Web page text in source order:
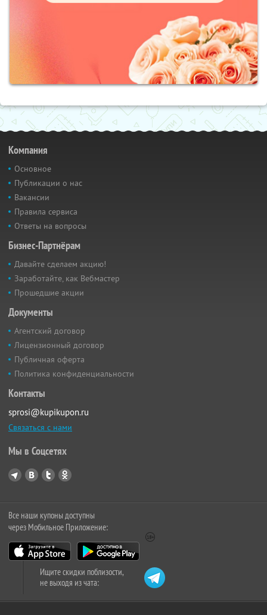
Компания
Основное
Публикации о нас
Вакансии
Правила сервиса
Ответы на вопросы
Бизнес-Партнёрам
Давайте сделаем акцию!
Заработайте, как Вебмастер
Прошедшие акции
Документы
Агентский договор
Лицензионный договор
Публичная оферта
Политика конфиденциальности
Контакты
sprosi@kupikupon.ru
Связаться с нами
Мы в Соцсетях
Все наши купоны доступны
через Мобильное Приложение:
Ищите скидки поблизости,
не выходя из чата: